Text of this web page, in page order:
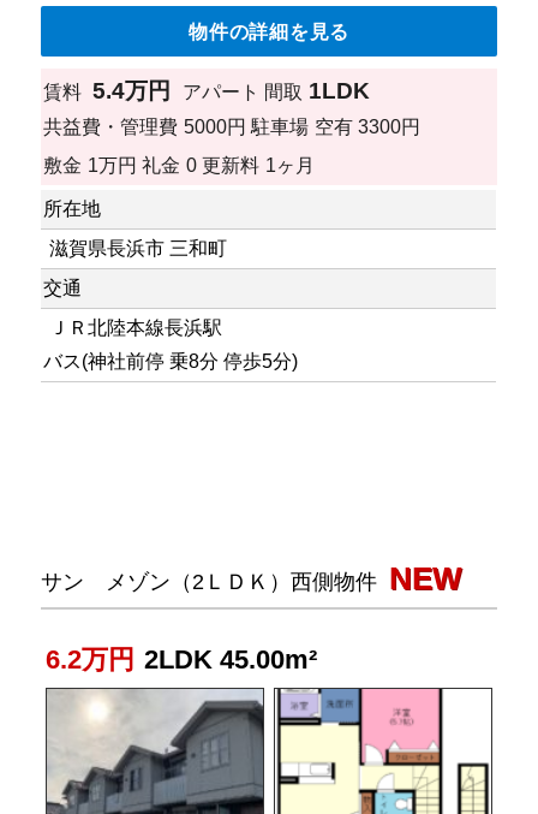
物件の詳細を見る
賃料 5.4万円 アパート 間取 1LDK
共益費・管理費 5000円 駐車場 空有 3300円
敷金 1万円 礼金 0 更新料 1ヶ月
所在地
滋賀県長浜市 三和町
交通
ＪＲ北陸本線長浜駅
バス(神社前停 乗8分 停歩5分)
サン メゾン（2ＬＤＫ）西側物件 NEW
6.2万円 2LDK 45.00m²